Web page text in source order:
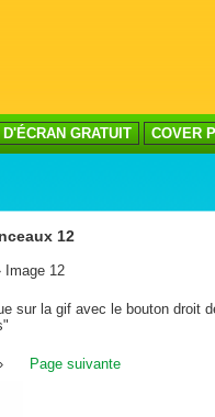
D'ÉCRAN GRATUIT COVER
12
Image 12
sur la gif avec le bouton droit
Page suivante